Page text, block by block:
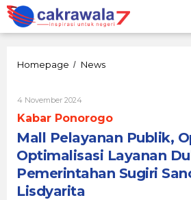
Lewati
ke
konten
Homepage / NewsMall
Layanan
Dukcapil
di
Era
Pemerintahan
4 November 2024Oleh
7
Kabar Ponorogo
Mall Pelayanan Publik,
Optimalisasi Layanan
Pemerintahan Sugiri
Lisdyarita